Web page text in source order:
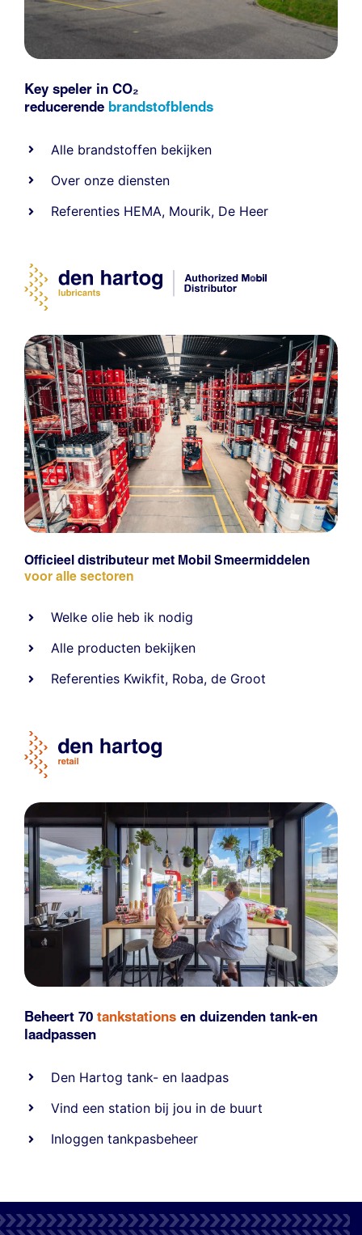
Key speler in CO₂
reducerende brandstofblends
Alle brandstoffen bekijken
Over onze diensten
Referenties HEMA, Mourik, De Heer
Officieel distributeur met Mobil Smeermiddelen
voor alle sectoren
Welke olie heb ik nodig
Alle producten bekijken
Referenties Kwikfit, Roba,de Groot
Beheert 70 tankstations en duizenden tank-en
laadpassen
Den Hartog tank- en laadpas
Vind een station bij jou in de buurt
Inloggen tankpasbeheer